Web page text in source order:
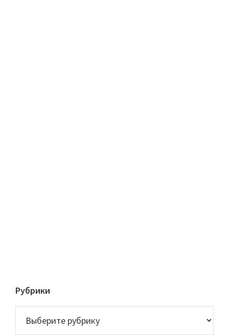
Рубрики